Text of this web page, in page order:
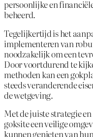
persoonlijke en
beheerd.
Tegelijkertijd is het
implementeren van
noodzakelijk om een
Door voortdurend te
methoden kan een
steeds veranderende
de wetgeving.
Met de juiste strategie
goksite een veilige
kunnen genieten van